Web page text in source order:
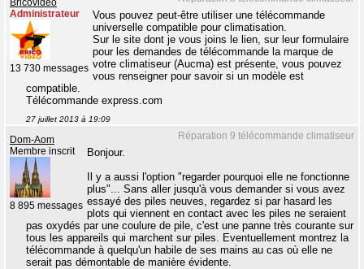
Bricovidéo
Administrateur
13 730 messages
Vous pouvez peut-être utiliser une télécommande
universelle compatible pour climatisation.
Sur le site dont je vous joins le lien, sur leur formulaire
pour les demandes de télécommande la marque de
votre climatiseur (Aucma) est présente, vous pouvez
vous renseigner pour savoir si un modèle est
compatible.
Télécommande express.com
27 juillet 2013 à 19:09
Réparation 9 télécommande climatiseur
Dom-Aom
Membre inscrit
8 895 messages
Bonjour.
Il y a aussi l'option "regarder pourquoi elle ne fonctionne
plus"... Sans aller jusqu'à vous demander si vous avez
essayé des piles neuves, regardez si par hasard les
plots qui viennent en contact avec les piles ne seraient
pas oxydés par une coulure de pile, c'est une panne très courante sur
tous les appareils qui marchent sur piles. Eventuellement montrez la
télécommande à quelqu'un habile de ses mains au cas où elle ne
serait pas démontable de manière évidente.